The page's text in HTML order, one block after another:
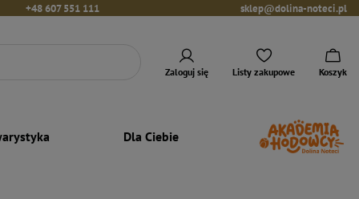
+48 607 551 111 sklep@dolina-noteci.pl
Zaloguj się Listy zakupowe Koszyk
Dla Ciebie